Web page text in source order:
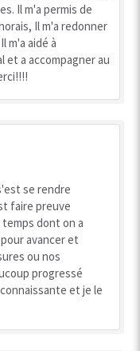
Il m'a permis de
Il m'a redonner
m'a aidé à
a accompagner au
se rendre
faire preuve
dont on a
avancer et
ou nos
progressé
et je le